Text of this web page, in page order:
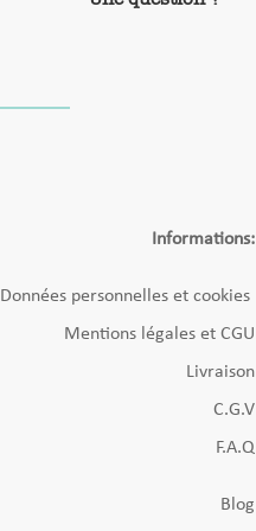
Informations:
Données personnelles et cookies
Mentions légales et CGU
Livraison
C.G.V
F.A.Q
Blog